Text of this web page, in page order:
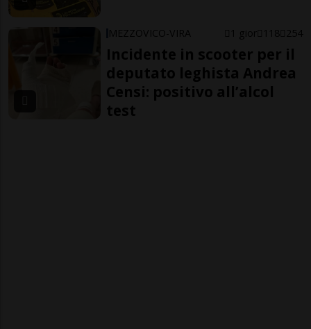
MEZZOVICO-VIRA 1 gior 118 254
Incidente in scooter per il
deputato leghista Andrea
Censi: positivo all’alcol
test